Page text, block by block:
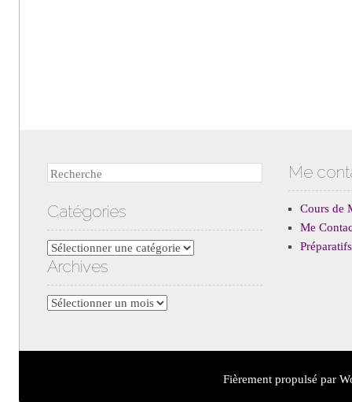
Recherche
Catégories
Catégories
Archives
Archives
Me
Cours de
Me
Fièrement propulsé par